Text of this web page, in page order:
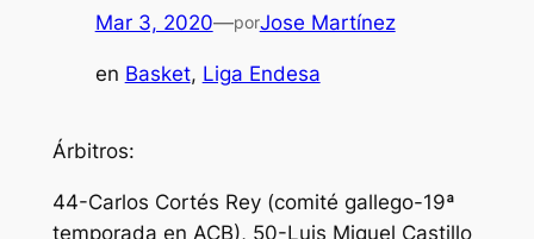
Mar 3, 2020—porJose Martínez
en Basket, Liga Endesa
Árbitros:
44-Carlos Cortés Rey (comité gallego-19ª
temporada en ACB), 50-Luis Miguel Castillo